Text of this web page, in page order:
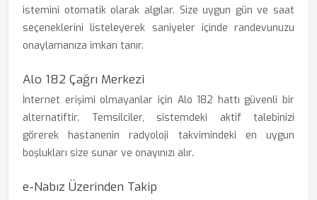
istemini otomatik olarak algılar. Size uygun gün ve saat
seçeneklerini listeleyerek saniyeler içinde randevunuzu
onaylamanıza imkan tanır.
Alo 182 Çağrı Merkezi
İnternet erişimi olmayanlar için Alo 182 hattı güvenli bir
alternatiftir. Temsilciler, sistemdeki aktif talebinizi
görerek hastanenin radyoloji takvimindeki en uygun
boşlukları size sunar ve onayınızı alır.
e-Nabız Üzerinden Takip